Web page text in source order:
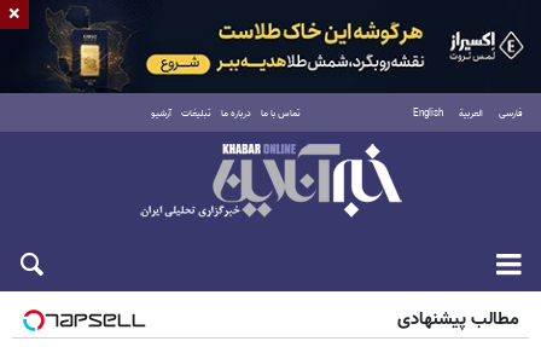
فارسی العربية English تماس با ما درباره ما تبلیغات آرشیو
شنبه ۱۷ مرداد ۱۴۰۵
مطالب پیشنهادی
×